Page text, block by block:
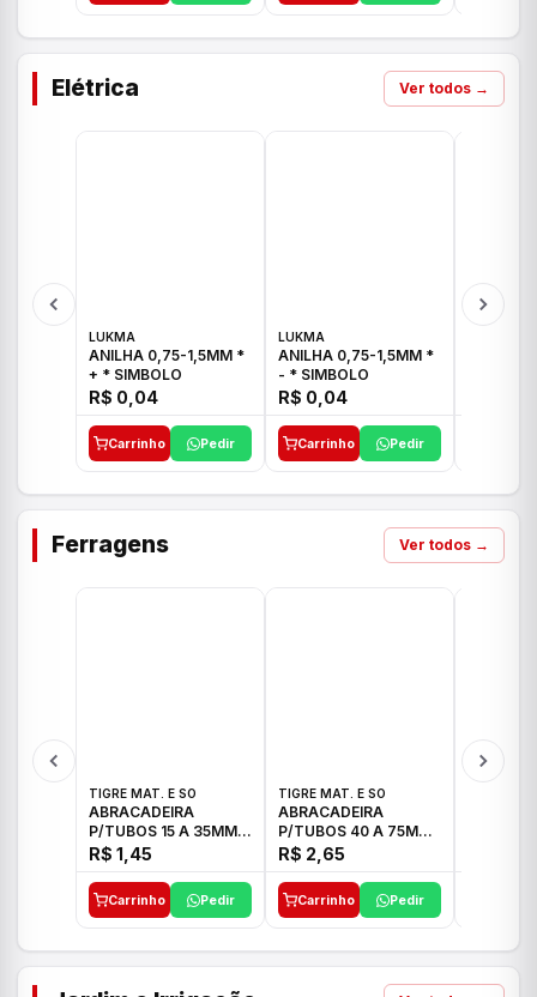
Elétrica Ver todos →
LUKMA
ANILHA 0,75-1,5MM *
+ * SIMBOLO
R$ 0,04
Carrinho Pedir
LUKMA
ANILHA 0,75-1,5MM *
- * SIMBOLO
R$ 0,04
Carrinho Pedir
Ferragens Ver todos →
TIGRE MAT. E SO
ABRACADEIRA
P/TUBOS 15 A 35MM
TIGRE
R$ 1,45
Carrinho Pedir
TIGRE MAT. E SO
ABRACADEIRA
P/TUBOS 40 A 75MM
TIGRE
R$ 2,65
Carrinho Pedir